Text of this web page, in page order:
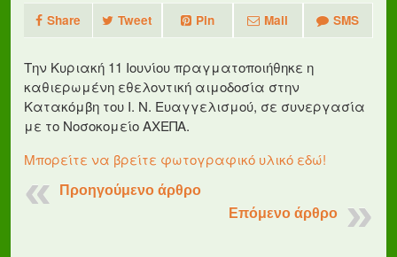
Share Tweet Pin Mail SMS
Την Κυριακή 11 Ιουνίου πραγματοποιήθηκε η
καθιερωμένη εθελοντική αιμοδοσία στην
Κατακόμβη του Ι. Ν. Ευαγγελισμού, σε συνεργασία
με το Νοσοκομείο ΑΧΕΠΑ.
Μπορείτε να βρείτε φωτογραφικό υλικό εδώ!
Προηγούμενο άρθρο
Επόμενο άρθρο